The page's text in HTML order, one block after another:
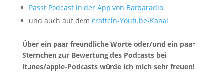
Passt Podcast in der App von Barbaradio
und auch auf dem crafteln-Youtube-Kanal
Über ein paar freundliche Worte oder/und ein paar
Sternchen zur Bewertung des Podcasts bei
itunes/apple-Podcasts würde ich mich sehr freuen!